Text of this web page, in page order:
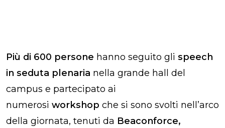
Più di 600 persone hanno seguito gli speech
in seduta plenaria nella grande hall del
campus e partecipato ai
numerosi workshop che si sono svolti nell’arco
della giornata, tenuti da Beaconforce,